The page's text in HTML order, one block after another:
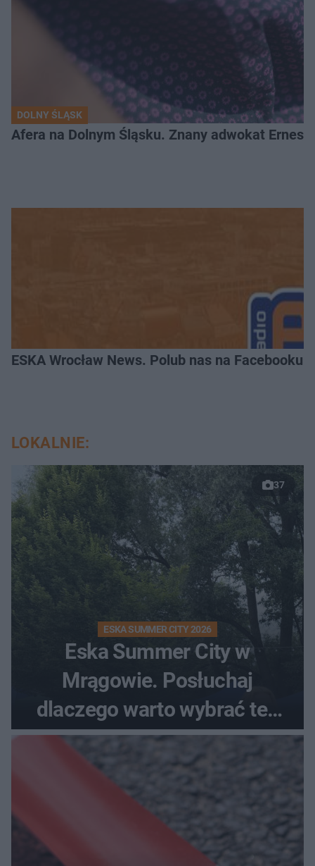
DOLNY ŚLĄSK
Afera na Dolnym Śląsku. Znany adwokat Ernest
ESKA Wrocław News. Polub nas na Facebooku!
LOKALNIE:
37
ESKA SUMMER CITY 2026
Eska Summer City w
Mrągowie. Posłuchaj
dlaczego warto wybrać ten
kierunek na urlop!